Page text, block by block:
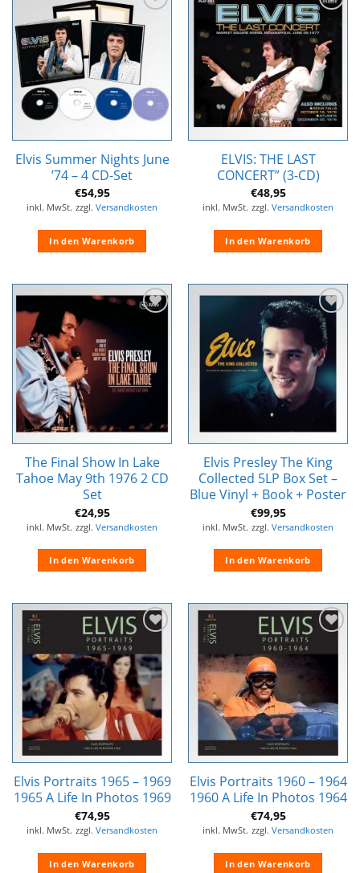
Zur
Wunschliste
hinzufügen
Elvis Summer Nights June
’74 – 4 CD-Set
€54,95
inkl. MwSt. zzgl. Versandkosten
In den Warenkorb
Zur
Wunschliste
hinzufügen
ELVIS: THE LAST
CONCERT” (3-CD)
€48,95
inkl. MwSt. zzgl. Versandkosten
In den Warenkorb
Wunschliste
The Final Show In Lake
Tahoe May 9th 1976 2 CD
Set
€24,95
inkl. MwSt. zzgl. Versandkosten
In den Warenkorb
Zur
Wunschliste
hinzufügen
Elvis Presley The King
Collected 5LP Box Set –
Blue Vinyl + Book + Poster
€99,95
inkl. MwSt. zzgl. Versandkosten
In den Warenkorb
Zur
Wunschliste
hinzufügen
Elvis Portraits 1965 – 1969
1965 A Life In Photos 1969
€74,95
inkl. MwSt. zzgl. Versandkosten
In den Warenkorb
Zur
Wunschliste
hinzufügen
Elvis Portraits 1960 – 1964
1960 A Life In Photos 1964
€74,95
inkl. MwSt. zzgl. Versandkosten
In den Warenkorb